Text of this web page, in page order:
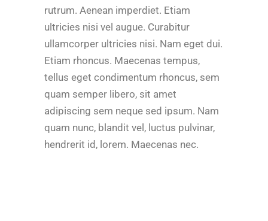
rutrum. Aenean imperdiet. Etiam
ultricies nisi vel augue. Curabitur
ullamcorper ultricies nisi. Nam eget dui.
Etiam rhoncus. Maecenas tempus,
tellus eget condimentum rhoncus, sem
quam semper libero, sit amet
adipiscing sem neque sed ipsum. Nam
quam nunc, blandit vel, luctus pulvinar,
hendrerit id, lorem. Maecenas nec.